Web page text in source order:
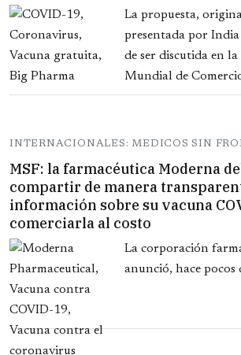
La propuesta,
presentada por
de ser discutida en
Mundial de
INTERNACIONALES: MEDICOS SIN
MSF: la farmacéutica Moderna
compartir de manera
información sobre su vacuna
comerciarla al costo
La corporación
anunció, hace pocos